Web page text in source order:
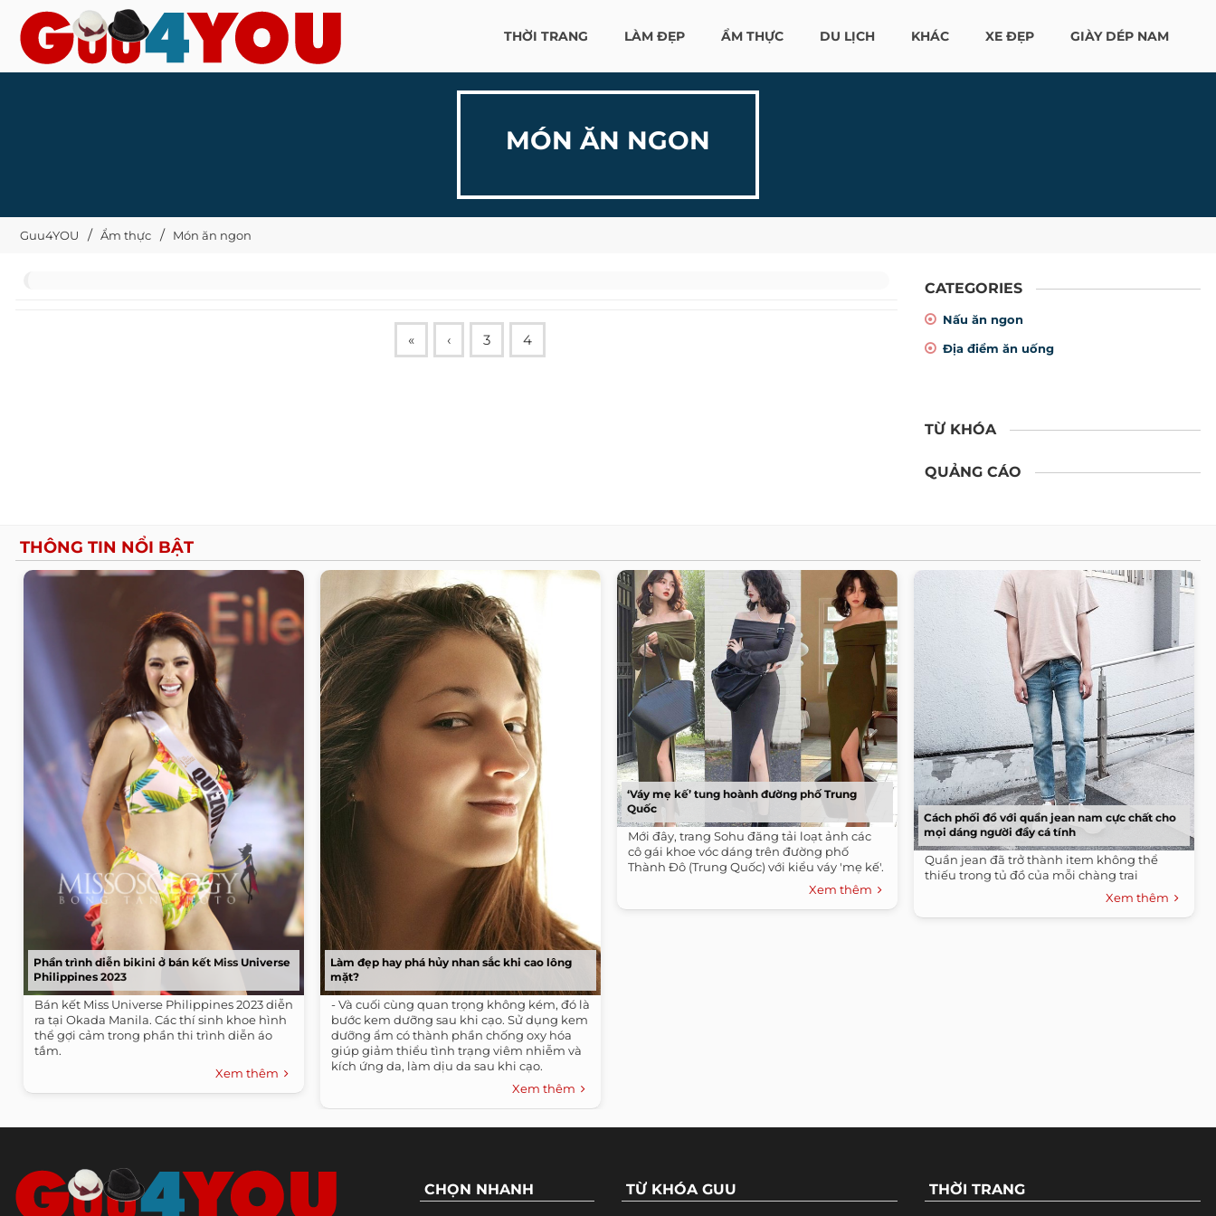
THỜI TRANG LÀM ĐẸP ẨM THỰC DU LỊCH KHÁC XE ĐẸP GIÀY DÉP NAM
MÓN ĂN NGON
Guu4YOU Ẩm thực Món ăn ngon
« ‹ 3 4
CATEGORIES
Nấu ăn ngon
Địa điểm ăn uống
TỪ KHÓA
QUẢNG CÁO
THÔNG TIN NỔI BẬT
Phần trình diễn bikini ở bán kết Miss Universe
Philippines 2023
Bán kết Miss Universe Philippines 2023 diễn
ra tại Okada Manila. Các thí sinh khoe hình
thể gợi cảm trong phần thi trình diễn áo
tắm.
Xem thêm
Làm đẹp hay phá hủy nhan sắc khi cao lông
mặt?
- Và cuối cùng quan trọng không kém, đó là
bước kem dưỡng sau khi cạo. Sử dụng kem
dưỡng ẩm có thành phần chống oxy hóa
giúp giảm thiểu tình trạng viêm nhiễm và
kích ứng da, làm dịu da sau khi cạo.
Xem thêm
‘Váy mẹ kế’ tung hoành đường phố Trung
Quốc
Mới đây, trang Sohu đăng tải loạt ảnh các
cô gái khoe vóc dáng trên đường phố
Thành Đô (Trung Quốc) với kiểu váy 'mẹ kế'.
Xem thêm
Cách phối đồ với quần jean nam cực chất cho
mọi dáng người đầy cá tính
Quần jean đã trở thành item không thể
thiếu trong tủ đồ của mỗi chàng trai
Xem thêm
CHỌN NHANH
TỪ KHÓA GUU
THỜI TRANG